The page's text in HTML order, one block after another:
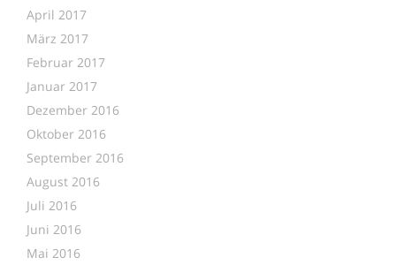
April 2017
März 2017
Februar 2017
Januar 2017
Dezember 2016
Oktober 2016
September 2016
August 2016
Juli 2016
Juni 2016
Mai 2016